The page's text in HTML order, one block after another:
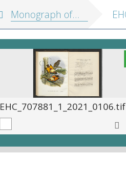
Monograph of the paradiseidæ, or birds of paradise, and ptilonorhynchidæ, or bower-birds
EHC_707881_1_2021_0106.tif